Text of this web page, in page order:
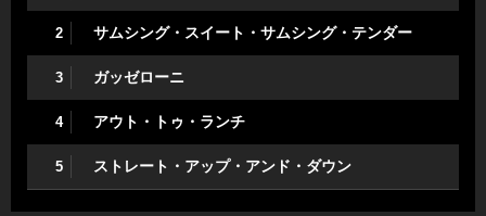
2 サムシング・スイート・サムシング・テンダー
3 ガッゼローニ
4 アウト・トゥ・ランチ
5 ストレート・アップ・アンド・ダウン